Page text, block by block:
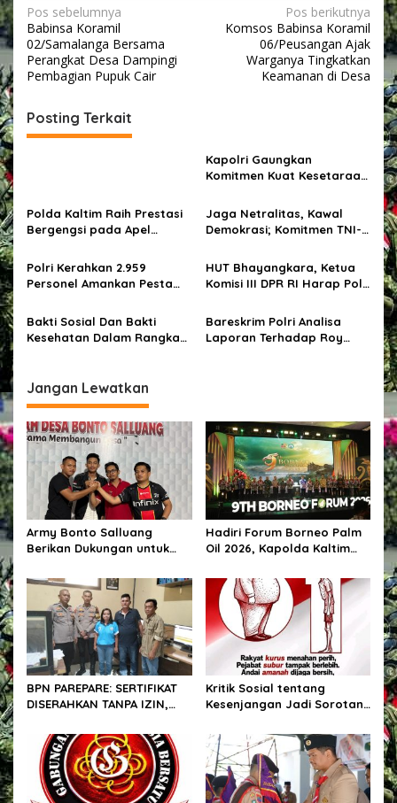
N
a
v
i
g
a
p
o
s
Pos sebelumnya
Babinsa Koramil
02/Samalanga Bersama
Perangkat Desa Dampingi
Pembagian Pupuk Cair
Pos berikutnya
Komsos Babinsa Koramil
06/Peusangan Ajak
Warganya Tingkatkan
Keamanan di Desa
Posting Terkait
Kapolri Gaungkan
Komitmen Kuat Kesetaraan
‘HeForShe’ Movement
Polda Kaltim Raih Prestasi
Bergengsi pada Apel
Berikan Apresiasi untuk
Seluruh Jajaran
Jaga Netralitas, Kawal
Demokrasi; Komitmen TNI-
Damai
Polri Kerahkan 2.959
Personel Amankan Pesta
Bhayangkara Ke-78 di
Monas
HUT Bhayangkara, Ketua
Komisi III DPR RI Harap Polri
Pengayom yang Adil
Bakti Sosial Dan Bakti
Kesehatan Dalam Rangka
“Bagimu Negeri Jiwa Raga
Kami”*
Bareskrim Polri Analisa
Laporan Terhadap Roy
Jangan Lewatkan
Army Bonto Salluang
Berikan Dukungan untuk
RI ke-81 di Desa Bonto
Salluang
Hadiri Forum Borneo Palm
Oil 2026, Kapolda Kaltim
Karhutla
BPN PAREPARE: SERTIFIKAT
DISERAHKAN TANPA IZIN,
PEGAWAI BPN PAREPARE
DILAPORKAN KE POLRES!
Kritik Sosial tentang
Kesenjangan Jadi Sorotan,
Integritas dan
Pemberantasan Korupsi